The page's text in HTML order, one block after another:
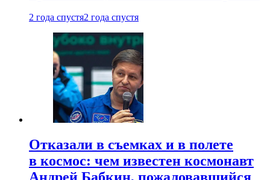
2 года спустя2 года спустя
Отказали в съемках и в полете
в космос: чем известен космонавт